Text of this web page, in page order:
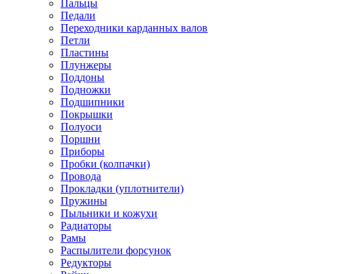
Пальцы
Педали
Переходники карданных валов
Петли
Пластины
Плунжеры
Поддоны
Подножки
Подшипники
Покрышки
Полуоси
Поршни
Приборы
Пробки (колпачки)
Провода
Прокладки (уплотнители)
Пружины
Пыльники и кожухи
Радиаторы
Рамы
Распылители форсунок
Редукторы